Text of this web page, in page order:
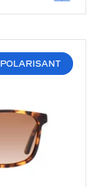
POLARISANT